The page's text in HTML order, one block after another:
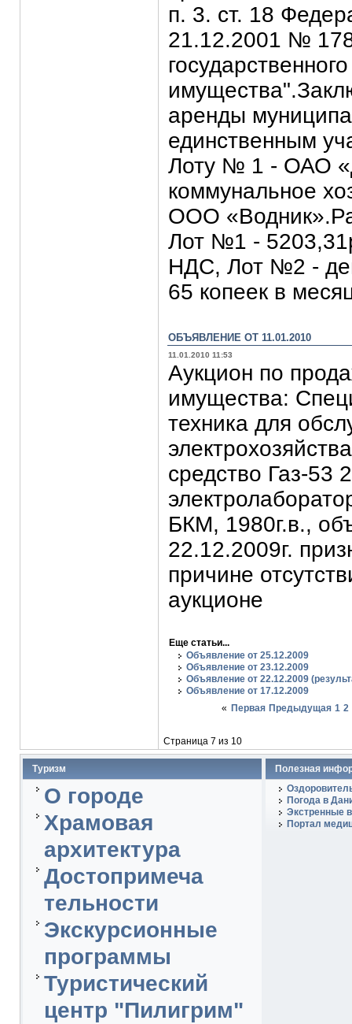
п. 3. ст. 18
21.12.2001 №
аренды
единственным
Лоту № 1 - ОАО
коммунальное
ООО
Лот №1 -
НДС, Лот №2 -
65 копеек в
ОБЪЯВЛЕНИЕ ОТ 11.01.2010
11.01.2010 11:53
Аукцион по
имущества:
техника для
средство Газ-53
БКМ, 1980г.в.,
22.12.2009г.
причине
аукционе
Еще статьи...
Объявление от 25.12.2009
Объявление от 23.12.2009
Объявление от 22.12.2009
Объявление от 17.12.2009
« Первая Предыдущая 1 2
Страница 7 из 10
Туризм
О городе
Храмовая
архитектура
Достопримеча
тельности
Экскурсионные
программы
Туристический
центр "Пилигрим"
Полезная
Погода в
Экстренные
Портал